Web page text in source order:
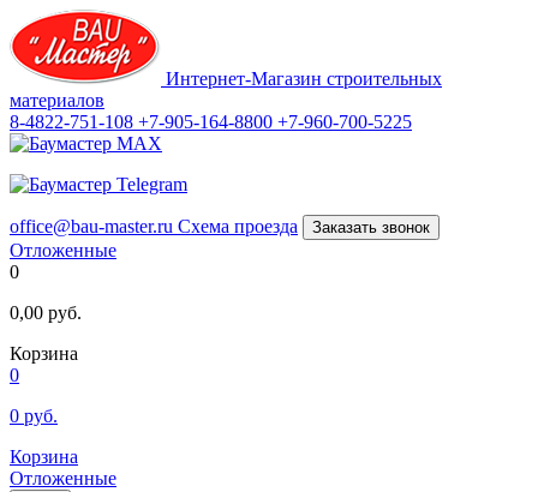
Интернет-Магазин строительных
материалов
8-4822-751-108 +7-905-164-8800 +7-960-700-5225
office@bau-master.ru Схема проезда Заказать звонок
Отложенные
0
0,00 руб.
Корзина
0
0 руб.
Корзина
Отложенные